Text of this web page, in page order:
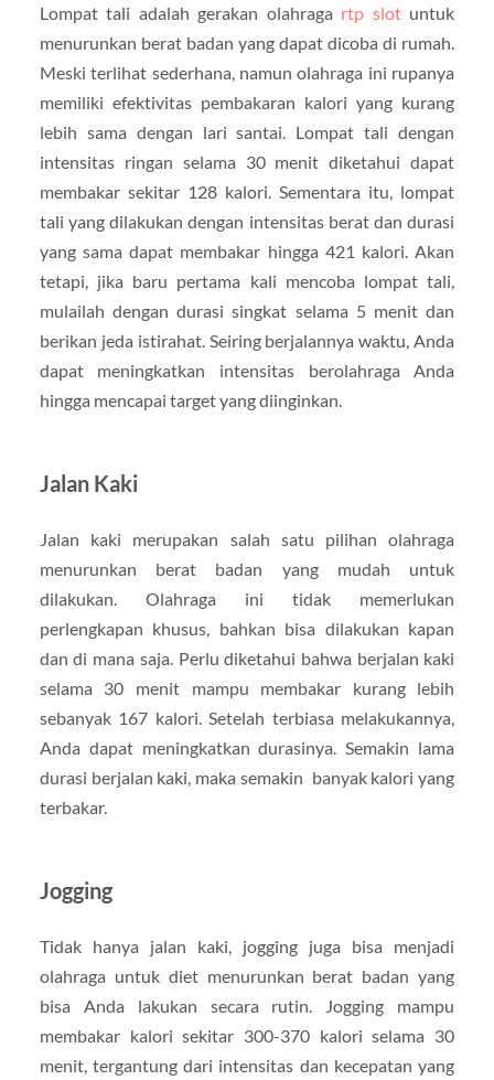
Lompat tali adalah gerakan olahraga rtp slotuntuk
menurunkan berat badan yang dapat dicoba di rumah.
Meski terlihat sederhana, namun olahraga ini rupanya
memiliki efektivitas pembakaran kalori yang kurang
lebih sama dengan lari santai. Lompat tali dengan
intensitas ringan selama 30 menit diketahui dapat
membakar sekitar 128 kalori. Sementara itu, lompat
tali yang dilakukan dengan intensitas berat dan durasi
yang sama dapat membakar hingga 421 kalori. Akan
tetapi, jika baru pertama kali mencoba lompat tali,
mulailah dengan durasi singkat selama 5 menit dan
berikan jeda istirahat. Seiring berjalannya waktu, Anda
dapat meningkatkan intensitas berolahraga Anda
hingga mencapai target yang diinginkan.
Jalan Kaki
Jalan kaki merupakan salah satu pilihan olahraga
menurunkan berat badan yang mudah untuk
dilakukan. Olahraga ini tidak memerlukan
perlengkapan khusus, bahkan bisa dilakukan kapan
dan di mana saja. Perlu diketahui bahwa berjalan kaki
selama 30 menit mampu membakar kurang lebih
sebanyak 167 kalori. Setelah terbiasa melakukannya,
Anda dapat meningkatkan durasinya. Semakin lama
durasi berjalan kaki, maka semakin banyak kalori yang
terbakar.
Jogging
Tidak hanya jalan kaki, jogging juga bisa menjadi
olahraga untuk diet menurunkan berat badan yang
bisa Anda lakukan secara rutin. Jogging mampu
membakar kalori sekitar 300-370 kalori selama 30
menit, tergantung dari intensitas dan kecepatan yang